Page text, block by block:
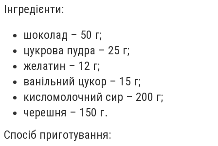
Інгредієнти:
шоколад – 50 г;
цукрова пудра – 25 г;
желатин – 12 г;
ванільний цукор – 15 г;
кисломолочний сир – 200 г;
черешня – 150 г.
Спосіб приготування: